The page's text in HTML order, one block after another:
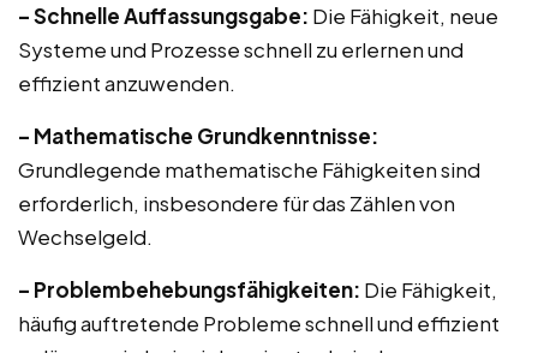
– Schnelle Auffassungsgabe: Die Fähigkeit, neue
Systeme und Prozesse schnell zu erlernen und
effizient anzuwenden.
– Mathematische Grundkenntnisse:
Grundlegende mathematische Fähigkeiten sind
erforderlich, insbesondere für das Zählen von
Wechselgeld.
– Problembehebungsfähigkeiten: Die Fähigkeit,
häufig auftretende Probleme schnell und effizient